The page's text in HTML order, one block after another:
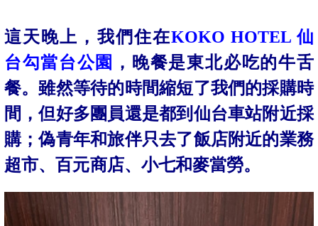
這天晚上，我們住在KOKO HOTEL 仙
台勾當台公園 ，晚餐是東北必吃的牛舌
餐。雖然等待的時間縮短了我們的採購時
間，但好多團員還是都到仙台車站附近採
購；偽青年和旅伴只去了飯店附近的業務
超市、百元商店、小七和麥當勞。